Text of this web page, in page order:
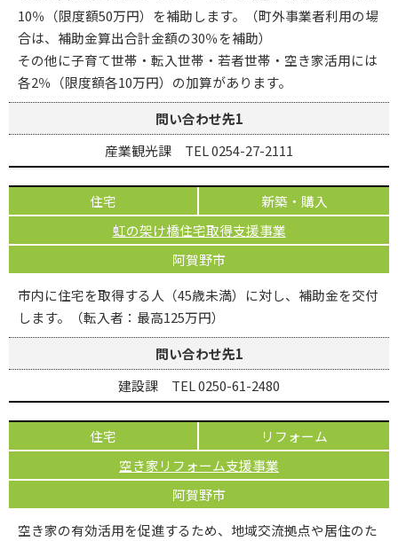
10％（限度額50万円）を補助します。（町外事業者利用の場
合は、補助金算出合計金額の30％を補助）
その他に子育て世帯・転入世帯・若者世帯・空き家活用には
各2％（限度額各10万円）の加算があります。
問い合わせ先1
産業観光課 TEL 0254-27-2111
住宅
新築・購入
虹の架け橋住宅取得支援事業
阿賀野市
市内に住宅を取得する人（45歳未満）に対し、補助金を交付
します。（転入者：最高125万円）
問い合わせ先1
建設課 TEL 0250-61-2480
住宅
リフォーム
空き家リフォーム支援事業
阿賀野市
空き家の有効活用を促進するため、地域交流拠点や居住のた